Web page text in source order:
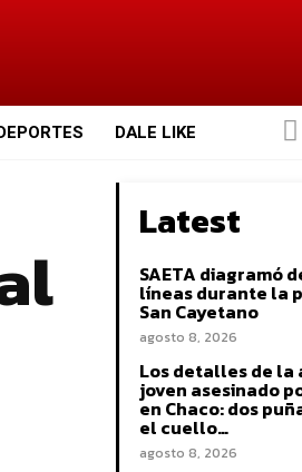
DALE LIKE
Latest
SAETA diagramó
líneas durante la
San Cayetano
agosto 8, 2026
Los detalles de la
joven asesinado
en Chaco: dos
el cuello…
agosto 8, 2026